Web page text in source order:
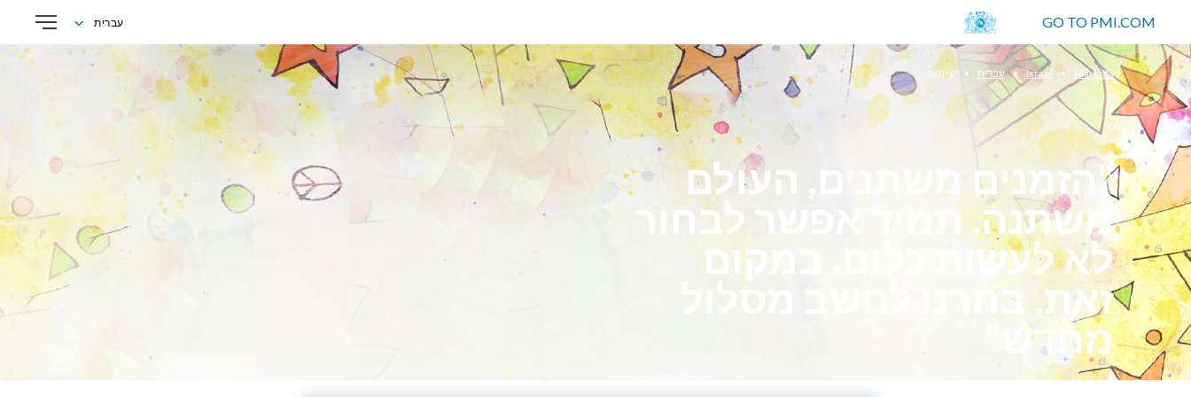
GO TO PMI.COM
עברית
עברית
Markets
Israel עברית קיימות
"הזמנים משתנים, העולם
משתנה. תמיד אפשר לבחור
לא לעשות כלום. במקום
זאת, בחרנו לחשב מסלול
מחדש"